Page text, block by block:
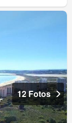
12 Fotos